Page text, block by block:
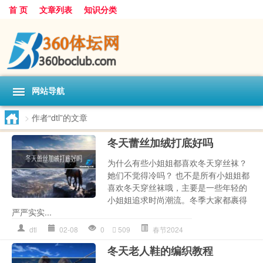
首 页 文章列表 知识分类
网站导航
> 作者“dtl”的文章
冬天蕾丝加绒打底好吗
为什么有些小姐姐都喜欢冬天穿丝袜？
她们不觉得冷吗？ 也不是所有小姐姐都
喜欢冬天穿丝袜哦，主要是一些年轻的
小姐姐追求时尚潮流。冬季大家都裹得
严严实实...
dtl 02-08 0 509 春节2024
冬天老人鞋的编织教程